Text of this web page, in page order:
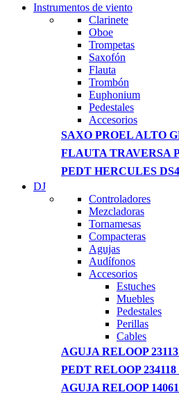
View more
Instrumentos de viento
Clarinete
Oboe
Trompetas
Saxofón
Flauta
Trombón
Euphonium
Pedestales
Accesorios
SAXO PROEL ALTO
FLAUTA TRAVERSA
PEDT HERCULES
DJ
Controladores
Mezcladoras
Tornamesas
Compacteras
Agujas
Audífonos
Accesorios
Estuches
Muebles
Pedestales
Perillas
Cables
AGUJA RELOOP
PEDT RELOOP
AGUJA RELOOP